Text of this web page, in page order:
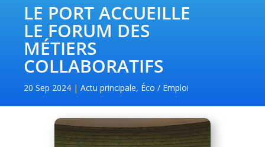
LE PORT ACCUEILLE
LE FORUM DES
MÉTIERS
COLLABORATIFS
20 Sep 2024 Actu principale, Éco / Emploi